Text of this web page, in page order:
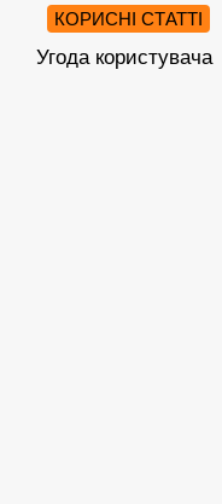
КОРИСНІ СТАТТІ
Угода користувача